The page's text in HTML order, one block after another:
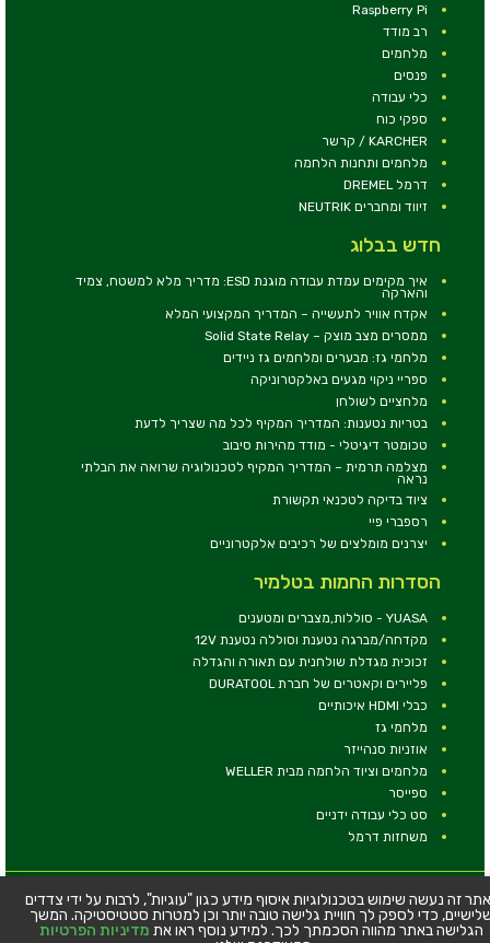
Raspberry Pi
רב מודד
מלחמים
פנסים
כלי עבודה
ספקי כוח
KARCHER / קרשר
מלחמים ותחנות הלחמה
דרמל DREMEL
זיווד ומחברים NEUTRIK
חדש בבלוג
איך מקימים עמדת עבודה מוגנת ESD: מדריך מלא למשטח, צמיד
והארקה
אקדח אוויר לתעשייה – המדריך המקצועי המלא
ממסרים מצב מוצק – Solid State Relay
מלחמי גז: מבערים ומלחמים גז ניידים
ספריי ניקוי מגעים באלקטרוניקה
מלחציים לשולחן
בטריות נטענות: המדריך המקיף לכל מה שצריך לדעת
טכומטר דיגיטלי - מודד מהירות סיבוב
מצלמה תרמית – המדריך המקיף לטכנולוגיה שרואה את הבלתי
נראה
ציוד בדיקה לטכנאי תקשורת
רספברי פיי
יצרנים מומלצים של רכיבים אלקטרוניים
הסדרות החמות בטלמיר
YUASA - סוללות,מצברים ומטענים
מקדחה/מברגה נטענת וסוללה נטענת 12V
זכוכית מגדלת שולחנית עם תאורה והגדלה
פליירים וקאטרים של חברת DURATOOL
כבלי HDMI איכותיים
מלחמי גז
אוזניות סנהייזר
מלחמים וציוד הלחמה מבית WELLER
ספייסר
סט כלי עבודה ידניים
משחזות דרמל
© כל הזכויות שמורות - טלמיר אלקטרוניקה בע''מ
כתובת: דרך העצמאות 63, חיפה
טלפון:04-8534564
זה נעשה שימוש בטכנולוגיות איסוף מידע כגון "עוגיות", לרבות על ידי צדדים
כדי לספק לך חוויית גלישה טובה יותר וכן למטרות סטטיסטיקה. המשך
הגלישה באתר מהווה הסכמתך לכך. למידע נוסף ראו את מדיניות הפרטיות